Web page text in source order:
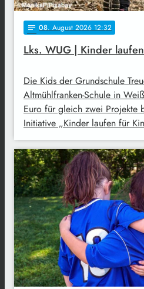
notes 08. August 2026 12:32
Lks. WUG | Kinder
Die Kids der Grundschule
Altmühlfranken-Schule in
Euro für gleich zwei Projekte
Initiative „Kinder laufen für